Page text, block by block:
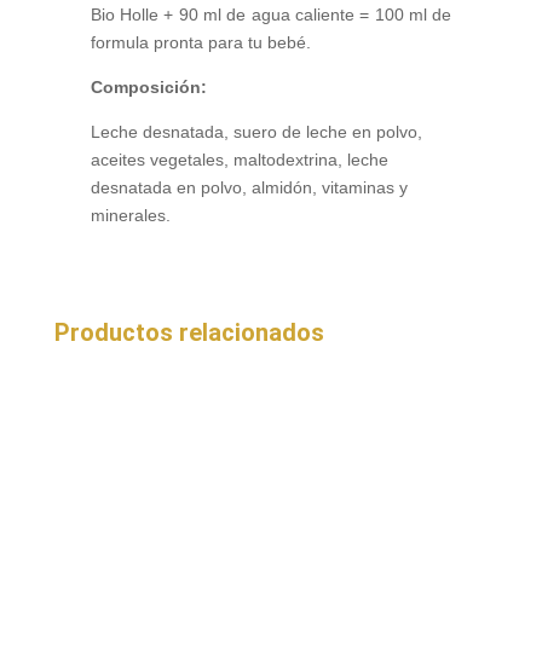
Bio Holle + 90 ml de agua caliente = 100 ml de
formula pronta para tu bebé.
Composición:
Leche desnatada, suero de leche en polvo,
aceites vegetales, maltodextrina, leche
desnatada en polvo, almidón, vitaminas y
minerales.
Productos relacionados